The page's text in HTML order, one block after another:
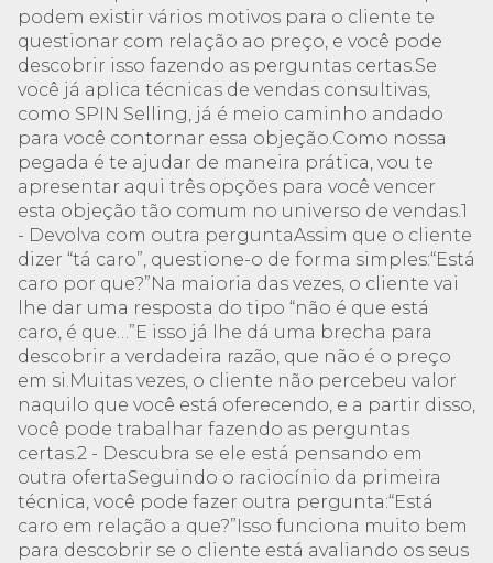
podem existir vários motivos para o cliente te
questionar com relação ao preço, e você pode
descobrir isso fazendo as perguntas certas.Se
você já aplica técnicas de vendas consultivas,
como SPIN Selling, já é meio caminho andado
para você contornar essa objeção.Como nossa
pegada é te ajudar de maneira prática, vou te
apresentar aqui três opções para você vencer
esta objeção tão comum no universo de vendas.1
- Devolva com outra perguntaAssim que o cliente
dizer “tá caro”, questione-o de forma simples:“Está
caro por que?”Na maioria das vezes, o cliente vai
lhe dar uma resposta do tipo “não é que está
caro, é que…”E isso já lhe dá uma brecha para
descobrir a verdadeira razão, que não é o preço
em si.Muitas vezes, o cliente não percebeu valor
naquilo que você está oferecendo, e a partir disso,
você pode trabalhar fazendo as perguntas
certas.2 - Descubra se ele está pensando em
outra ofertaSeguindo o raciocínio da primeira
técnica, você pode fazer outra pergunta:“Está
caro em relação a que?”Isso funciona muito bem
para descobrir se o cliente está avaliando os seus